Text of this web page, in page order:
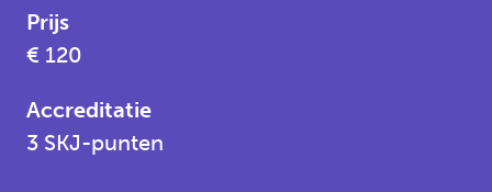
Prijs
€ 120
Accreditatie
3 SKJ-punten